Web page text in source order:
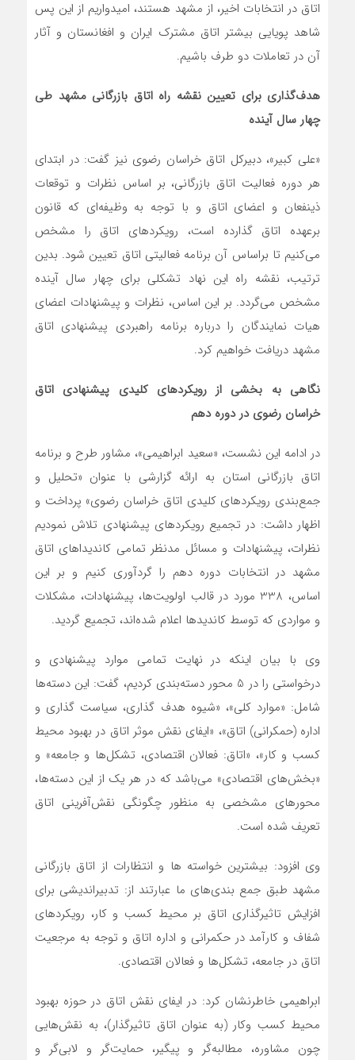
اتاق در انتخابات اخیر، از مشهد هستند، امیدواریم از این پس
شاهد پویایی بیشتر اتاق مشترک ایران و افغانستان و آثار
آن در تعاملات دو طرف باشیم.
هدف‌گذاری برای تعیین نقشه راه اتاق بازرگانی مشهد طی
چهار سال آینده
«علی کبیر»، دبیرکل اتاق خراسان رضوی نیز گفت: در ابتدای
هر دوره فعالیت اتاق بازرگانی، بر اساس نظرات و توقعات
ذینفعان و اعضای اتاق و با توجه به وظیفه‌ای که قانون
برعهده اتاق گذارده است، رویکردهای اتاق را مشخص
می‌کنیم تا براساس آن برنامه فعالیتی اتاق تعیین شود. بدین
ترتیب، نقشه راه این نهاد تشکلی برای چهار سال آینده
مشخص می‌گردد. بر این اساس، نظرات و پیشنهادات اعضای
هیات نمایندگان را درباره برنامه راهبردی پیشنهادی اتاق
مشهد دریافت خواهیم کرد.
نگاهی به بخشی از رویکردهای کلیدی پیشنهادی اتاق
خراسان رضوی در دوره دهم
در ادامه این نشست، «سعید ابراهیمی»، مشاور طرح و برنامه
اتاق بازرگانی استان به ارائه گزارشی با عنوان «تحلیل و
جمع‌بندی رویکردهای کلیدی اتاق خراسان رضوی» پرداخت و
اظهار داشت: در تجمیع رویکردهای پیشنهادی تلاش نمودیم
نظرات، پیشنهادات و مسائل مدنظر تمامی کاندیداهای اتاق
مشهد در انتخابات دوره دهم را گردآوری کنیم و بر این
اساس، 338 مورد در قالب اولویت‌ها، پیشنهادات، مشکلات
و مواردی که توسط کاندیدها اعلام شده‌اند، تجمیع گردید.
وی با بیان اینکه در نهایت تمامی موارد پیشنهادی و
درخواستی را در 5 محور دسته‌بندی کردیم، گفت: این دسته‌ها
شامل: «موارد کلی»، «شیوه هدف گذاری، سیاست گذاری و
اداره (حمکرانی) اتاق»، «ایفای نقش موثر اتاق در بهبود محیط
کسب و کار»، «اتاق: فعالان اقتصادی، تشکل‌ها و جامعه» و
«بخش‌های اقتصادی» می‌باشد که در هر یک از این دسته‌ها،
محورهای مشخصی به منظور چگونگی نقش‌آفرینی اتاق
تعریف شده است.
وی افزود: بیشترین خواسته ها و انتظارات از اتاق بازرگانی
مشهد طبق جمع بندی‌های ما عبارتند از: تدبیراندیشی برای
افزایش تاثیرگذاری اتاق بر محیط کسب و کار، رویکردهای
شفاف و کارآمد در حکمرانی و اداره اتاق و توجه به مرجعیت
اتاق در جامعه، تشکل‌ها و فعالان اقتصادی.
ابراهیمی خاطرنشان کرد: در ایفای نقش اتاق در حوزه بهبود
محیط کسب وکار (به عنوان اتاق تاثیرگذار)، به نقش‌هایی
چون مشاوره، مطالبه‌گر و پیگیر، حمایت‌گر و لابی‌گر و